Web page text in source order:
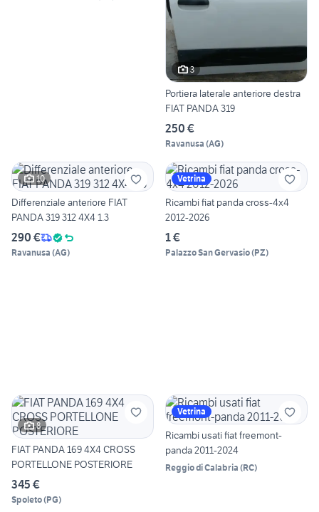
3
Portiera laterale anteriore destra
FIAT PANDA 319
250 €
Ravanusa (AG)
10
Differenziale anteriore FIAT
PANDA 319 312 4X4 1.3
290 €
Ravanusa (AG)
Vetrina
Ricambi fiat panda cross-4x4
2012-2026
1 €
Palazzo San Gervasio(PZ)
8
FIAT PANDA 169 4X4 CROSS
PORTELLONE POSTERIORE
345 €
Spoleto(PG)
Vetrina
Ricambi usati fiat freemont-
panda 2011-2024
Reggio di Calabria (RC)